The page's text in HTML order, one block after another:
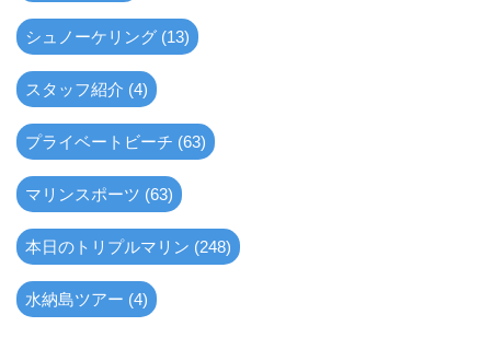
シュノーケリング (13)
スタッフ紹介 (4)
プライベートビーチ (63)
マリンスポーツ (63)
本日のトリプルマリン (248)
水納島ツアー (4)